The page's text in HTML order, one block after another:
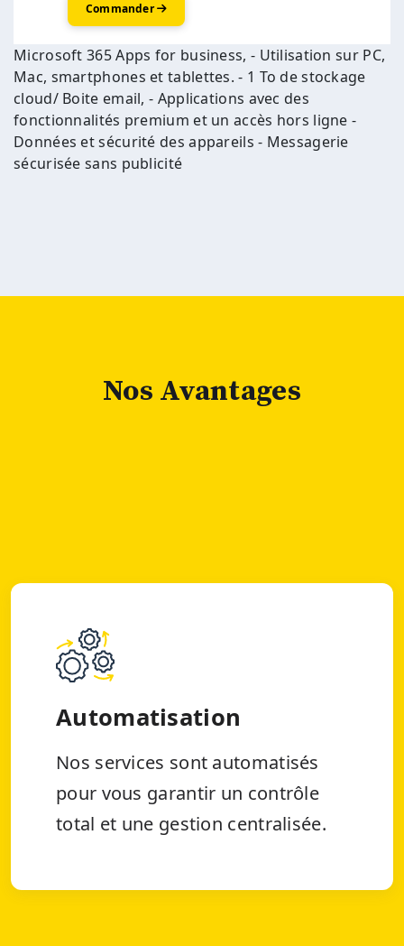
Commander
Microsoft 365 Apps for business, - Utilisation sur PC,
Mac, smartphones et tablettes. - 1 To de stockage
cloud/ Boite email, - Applications avec des
fonctionnalités premium et un accès hors ligne -
Données et sécurité des appareils - Messagerie
sécurisée sans publicité
Nos Avantages
Automatisation
Nos services sont automatisés
pour vous garantir un contrôle
total et une gestion centralisée.